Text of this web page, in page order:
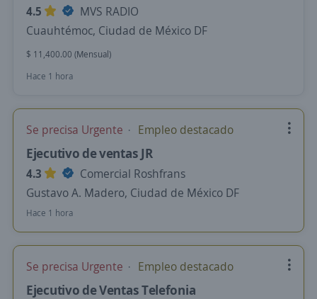
4.5
MVS RADIO
Cuauhtémoc, Ciudad de México DF
$ 11,400.00 (Mensual)
Hace 1 hora
Se precisa Urgente Empleo destacado
Ejecutivo de ventas JR
4.3
Comercial Roshfrans
Gustavo A. Madero, Ciudad de México DF
Hace 1 hora
Se precisa Urgente Empleo destacado
Ejecutivo de Ventas Telefonia